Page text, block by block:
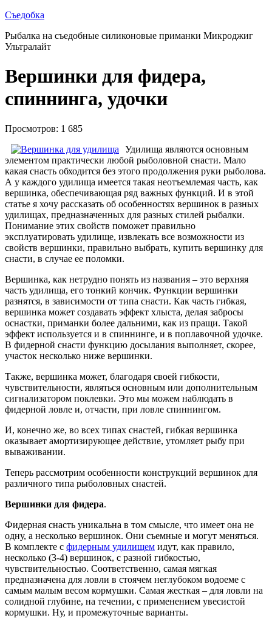
Съедобка
Рыбалка на съедобные силиконовые приманки Микроджиг
Ультралайт
Вершинки для фидера,
спиннинга, удочки
Просмотров: 1 685
Удилища являются основным
элементом практически любой рыболовной снасти. Мало
какая снасть обходится без этого продолжения руки рыболова.
А у каждого удилища имеется такая неотъемлемая часть, как
вершинка, обеспечивающая ряд важных функций. И в этой
статье я хочу рассказать об особенностях вершинок в разных
удилищах, предназначенных для разных стилей рыбалки.
Понимание этих свойств поможет правильно
эксплуатировать удилище, извлекать все возможности из
свойств вершинки, правильно выбрать, купить вершинку для
снасти, в случае ее поломки.
Вершинка, как нетрудно понять из названия – это верхняя
часть удилища, его тонкий кончик. Функции вершинки
разнятся, в зависимости от типа снасти. Как часть гибкая,
вершинка может создавать эффект хлыста, делая забросы
оснастки, приманки более дальними, как из пращи. Такой
эффект используется и в спиннинге, и в поплавочной удочке.
В фидерной снасти функцию досылания выполняет, скорее,
участок несколько ниже вершинки.
Также, вершинка может, благодаря своей гибкости,
чувствительности, являться основным или дополнительным
сигнализатором поклевки. Это мы можем наблюдать в
фидерной ловле и, отчасти, при ловле спиннингом.
И, конечно же, во всех типах снастей, гибкая вершинка
оказывает амортизирующее действие, утомляет рыбу при
вываживании.
Теперь рассмотрим особенности конструкций вершинок для
различного типа рыболовных снастей.
Вершинки для фидера.
Фидерная снасть уникальна в том смысле, что имеет она не
одну, а несколько вершинок. Они съемные и могут меняться.
В комплекте с фидерным удилищем идут, как правило,
несколько (3-4) вершинок, с разной гибкостью,
чувствительностью. Соответственно, самая мягкая
предназначена для ловли в стоячем неглубоком водоеме с
самым малым весом кормушки. Самая жесткая – для ловли на
солидной глубине, на течении, с применением увесистой
кормушки. Ну, и промежуточные варианты.